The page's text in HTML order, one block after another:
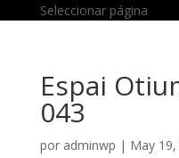
Seleccionar página
Espai
043
por adminwp | May